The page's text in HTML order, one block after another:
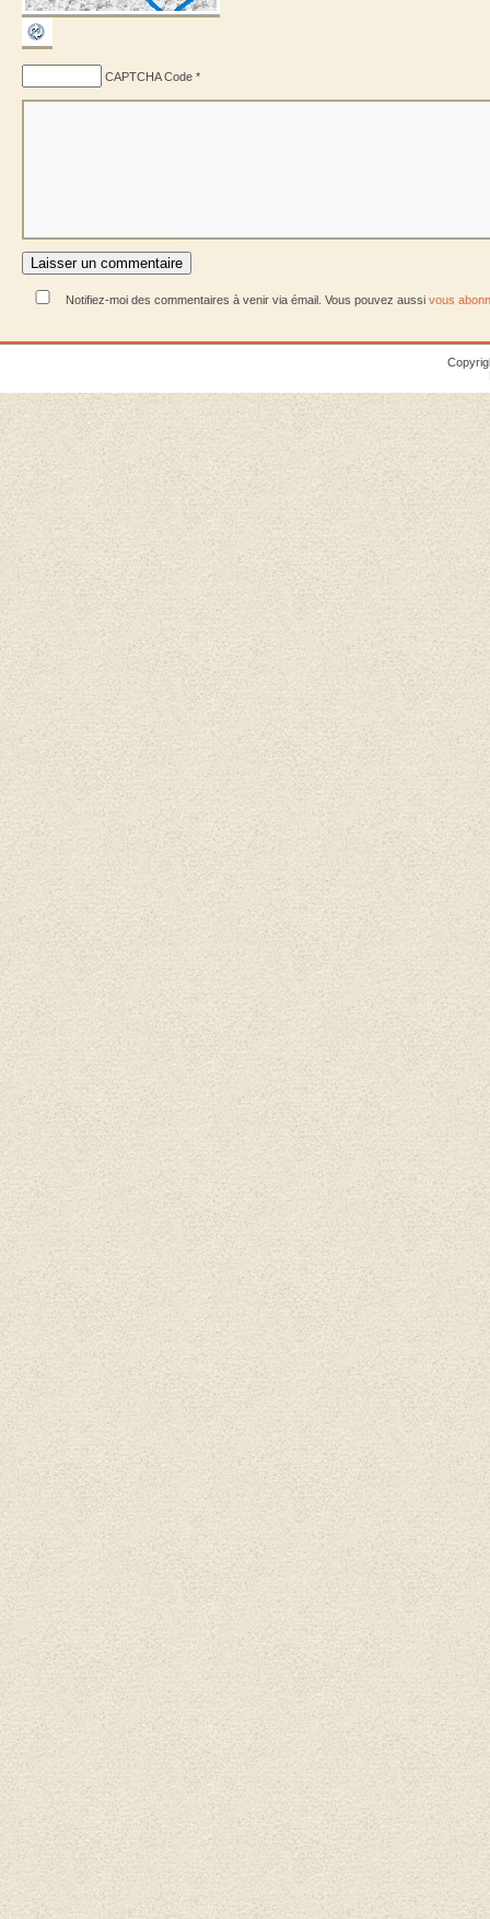
CAPTCHA Code *
Notifiez-moi des commentaires à venir via émail. Vous pouvez aussi vous